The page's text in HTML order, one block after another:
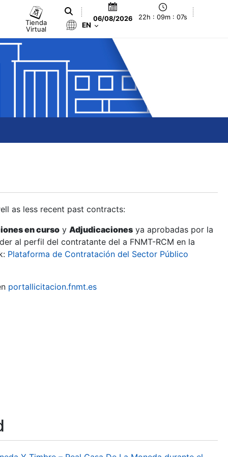
Tienda
Virtual
06/08/2026 22h : 09m : 08s
EN
as less recent past contracts:
en curso y Adjudicaciones ya aprobadas por la
al perfil del contratante del a FNMT-RCM en la
Plataforma de Contratación del Sector Público
portallicitacion.fnmt.es